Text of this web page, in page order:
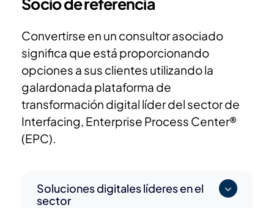
Convertirse en un consultor asociado
significa que está proporcionando
opciones a sus clientes utilizando la
galardonada plataforma de
transformación digital líder del sector de
Interfacing, Enterprise Process Center®
(EPC).
Soluciones digitales líderes en el
sector